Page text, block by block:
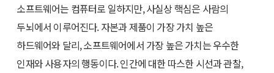
소프트웨어는 컴퓨터로 일하지만, 사실상 핵심은 사람의
두뇌에서 이루어진다. 자본과 제품이 가장 가치 높은
하드웨어와 달리, 소프트웨어에서 가장 높은 가치는 우수한
인재와 사용자의 행동이다. 인간에 대한 따스한 시선과 관찰,